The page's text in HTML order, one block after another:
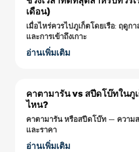
เดือน)
เมื่อไหร่ควรไปภูเก็ตโดยเรือ: ฤดูก
และการเข้าถึงเกาะ
อ่านเพิ่มเติม
คาตามารัน vs สปีดโบ๊ทในภู
ไหน?
คาตามารัน หรือสปีดโบ๊ท — ความส
และราคา
อ่านเพิ่มเติม